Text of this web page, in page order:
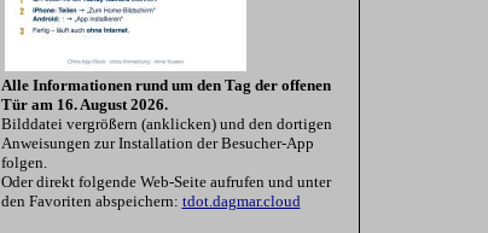
Alle Informationen rund um den Tag der offenen
Tür am 16. August 2026.
Bilddatei vergrößern (anklicken) und den dortigen
Anweisungen zur Installation der Besucher-App
folgen.
Oder direkt folgende Web-Seite aufrufen und unter
den Favoriten abspeichern: tdot.dagmar.cloud